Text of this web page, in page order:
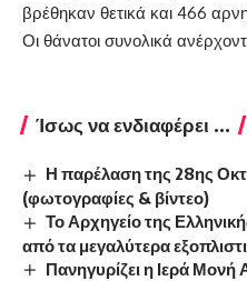
βρέθηκαν θετικά και 466
Οι θάνατοι συνολικά
Ίσως να ενδιαφέρει ...
Η παρέλαση της 28ης
(φωτογραφίες & βίντεο)
Το Αρχηγείο της
από τα μεγαλύτερα
Πανηγυρίζει η Ιερά Μονή